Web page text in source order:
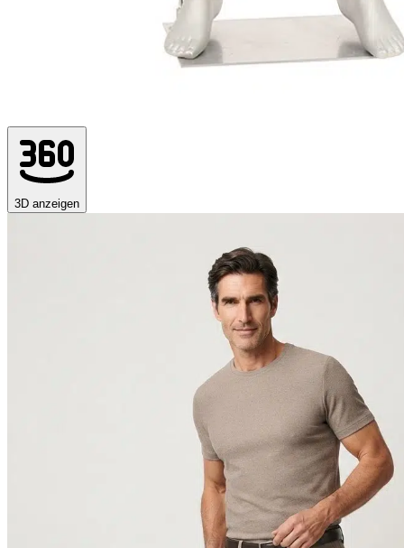
3D anzeigen